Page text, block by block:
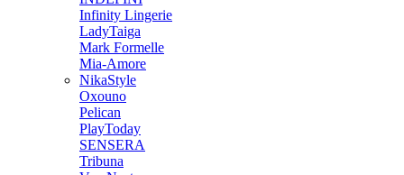
Infinity Lingerie
LadyTaiga
Mark Formelle
Mia-Amore
NikaStyle
Oxouno
Pelican
PlayToday
SENSERA
Tribuna